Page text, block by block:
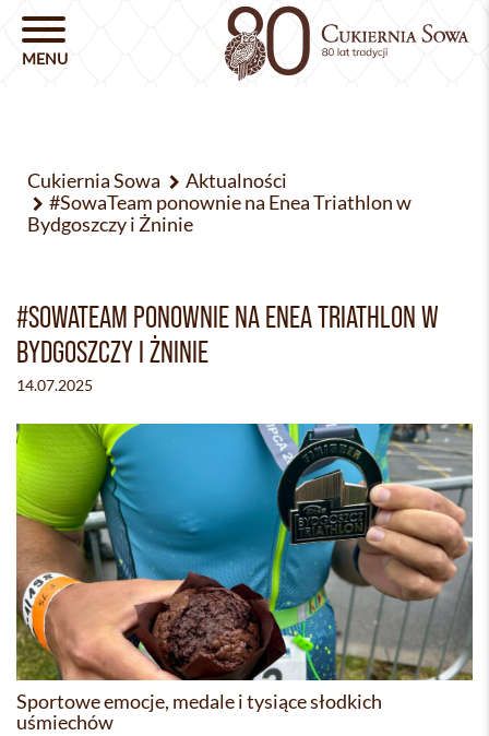
Cukiernia Sowa
Aktualności
#SowaTeam ponownie na Enea Triathlon w
Bydgoszczy i Żninie
#SOWATEAM PONOWNIE NA ENEA TRIATHLON W
BYDGOSZCZY I ŻNINIE
14.07.2025
Sportowe emocje, medale i tysiące słodkich
uśmiechów